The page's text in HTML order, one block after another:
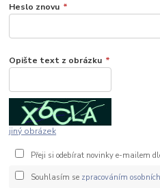
Heslo znovu *
Opište text z obrázku *
jiný obrázek
Přeji si odebírat novinky e-mailem
Souhlasím se zpracováním